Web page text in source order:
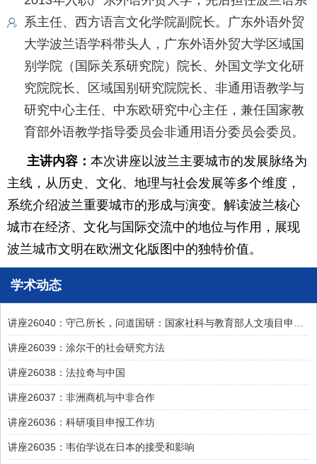
系主任、西方语言文化学院副院长。广东外语外贸
大学波兰语学科带头人，广东外语外贸大学区域国
别学院（国际关系研究院）院长、外国文学文化研
究院院长、区域国别研究院院长、非通用语教学与
研究中心主任、中东欧研究中心主任，兼任国家教
育部外语教学指导委员会非通用语分委员会委员。
主讲内容： 本次讲座以波兰主要城市的发展脉络为
主线，从历史、文化、地理与社会发展等多个维度，
系统介绍波兰重要城市的形成与演变。解读波兰核心
城市在经济、文化与国际交流中的地位与作用，展现
波兰城市文明在欧洲文化版图中的独特价值。
学术动态
讲座26040：守己所长，问道国研：国家社科与教育部人文项目申报探析
讲座26039：涂尔干的社会研究方法
讲座26038：法拉奇与中国
讲座26037：非洲商机与中非合作
讲座26036：科研项目申报工作坊
讲座26035：韦伯学说在日本的接受和影响